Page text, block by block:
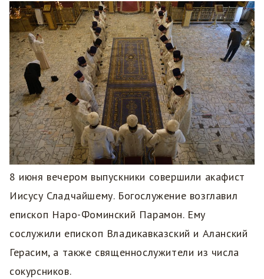
8 июня вечером выпускники совершили акафист
Иисусу Сладчайшему. Богослужение возглавил
епископ Наро-Фоминский Парамон. Ему
сослужили епископ Владикавказский и Аланский
Герасим, а также священнослужители из числа
сокурсников.